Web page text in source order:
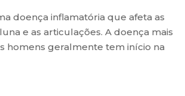
doença inflamatória que afeta as
e as articulações. A doença mais
homens geralmente tem início na